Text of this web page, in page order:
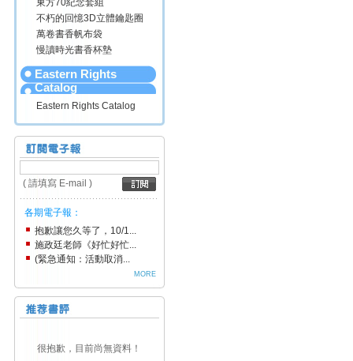
東方70紀念套組
不朽的回憶3D立體鑰匙圈
萬卷書香帆布袋
慢讀時光書香杯墊
Eastern Rights
Catalog
Eastern Rights Catalog
( 請填寫 E-mail )
各期電子報：
抱歉讓您久等了，10/1...
施政廷老師《好忙好忙...
(緊急通知：活動取消...
MORE
很抱歉，目前尚無資料！